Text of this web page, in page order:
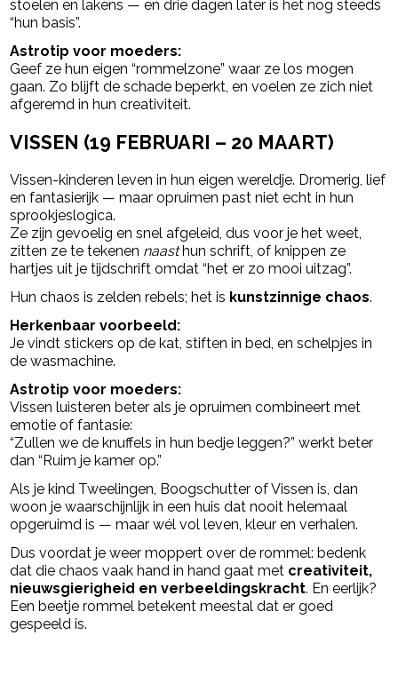
stoelen en lakens — en drie dagen later is het nog steeds
“hun basis”.
Astrotip voor moeders:
Geef ze hun eigen “rommelzone” waar ze los mogen
gaan. Zo blijft de schade beperkt, en voelen ze zich niet
afgeremd in hun creativiteit.
VISSEN (19 FEBRUARI – 20 MAART)
Vissen-kinderen leven in hun eigen wereldje. Dromerig, lief
en fantasierijk — maar opruimen past niet echt in hun
sprookjeslogica.
Ze zijn gevoelig en snel afgeleid, dus voor je het weet,
zitten ze te tekenen naasthun schrift, of knippen ze
hartjes uit je tijdschrift omdat “het er zo mooi uitzag”.
Hun chaos is zelden rebels; het is kunstzinnige chaos.
Herkenbaar voorbeeld:
Je vindt stickers op de kat, stiften in bed, en schelpjes in
de wasmachine.
Astrotip voor moeders:
Vissen luisteren beter als je opruimen combineert met
emotie of fantasie:
“Zullen we de knuffels in hun bedje leggen?” werkt beter
dan “Ruim je kamer op.”
Als je kind Tweelingen, Boogschutter of Vissen is, dan
woon je waarschijnlijk in een huis dat nooit helemaal
opgeruimd is — maar wél vol leven, kleur en verhalen.
Dus voordat je weer moppert over de rommel: bedenk
dat die chaos vaak hand in hand gaat met creativiteit,
nieuwsgierigheid en verbeeldingskracht. En eerlijk?
Een beetje rommel betekent meestal dat er goed
gespeeld is.